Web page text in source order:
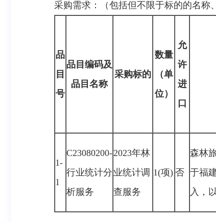
采购需求：（包括但不限于标的的名称
品
目
号
品目编码及
品目名称
采购标的
数量
（单
位）
允
许
进
口
1-
1
C23080200-
行业统计分
析服务
2023年林
业统计调
查服务
1(项) 否
森林
于福
入，